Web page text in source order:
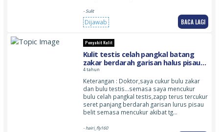
- Sulit
Dijawab BACA LAGI
Penyakit Kulit
Kulit testis celah pangkal batang
zakar berdarah garisan halus pisau
belit akibat mencukur
4 tahun
Keterangan : Doktor,saya cukur bulu zakar
dan bulu testis…semasa saya mencukur
bulu celah pangkal testis,zapp terus tercukur
seret panjang berdarah garisan lurus pisau
belit semasa mencukur akibat tg…
- hairi_fly160